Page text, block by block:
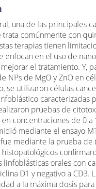
una de las principales
trata comúnmente con
terapias tienen
enfocan en el uso de
el tratamiento. Y,
NPs de MgO y ZnO en
se utilizaron células
caracterizadas
pruebas de
en concentraciones de 0
mediante el ensayo
mediante la prueba de
histopatológicos
linfoblásticas orales con
D1 y negativo a CD3.
a la máxima dosis